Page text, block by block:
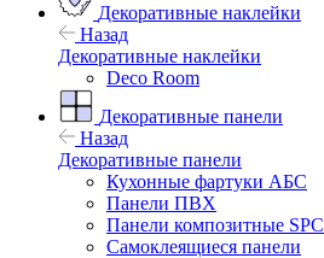
Декоративные наклейки
Назад
Декоративные наклейки
Deco Room
Декоративные панели
Назад
Декоративные панели
Кухонные фартуки АБС
Панели ПВХ
Панели композитные SPC
Самоклеящиеся панели